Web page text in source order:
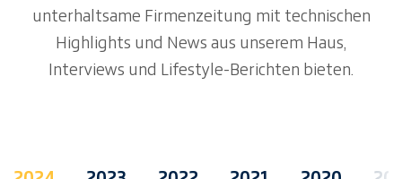
unterhaltsame Firmenzeitung mit technischen
Highlights und News aus unserem Haus,
Interviews und Lifestyle-Berichten bieten.